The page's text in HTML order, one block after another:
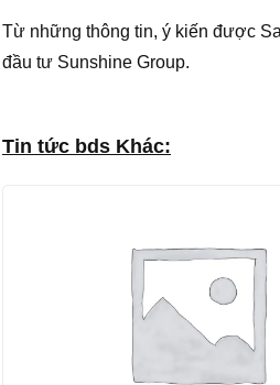
Từ những thông tin, ý kiến được
đầu tư Sunshine Group.
Tin tức bds Khác: